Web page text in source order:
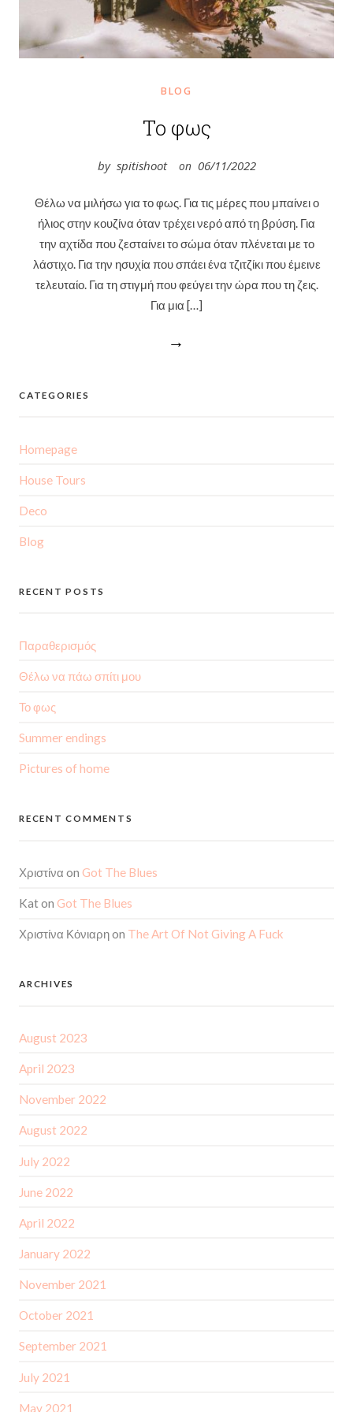
BLOG
Το φως
by spitishoot on 06/11/2022
Θέλω να μιλήσω για το φως. Για τις μέρες που μπαίνει ο
ήλιος στην κουζίνα όταν τρέχει νερό από τη βρύση. Για
την αχτίδα που ζεσταίνει το σώμα όταν πλένεται με το
λάστιχο. Για την ησυχία που σπάει ένα τζιτζίκι που έμεινε
τελευταίο. Για τη στιγμή που φεύγει την ώρα που τη ζεις.
Για μια […]
→
CATEGORIES
Homepage
House Tours
Deco
Blog
RECENT POSTS
Παραθερισμός
Θέλω να πάω σπίτι μου
Το φως
Summer endings
Pictures of home
RECENT COMMENTS
Χριστίνα on Got The Blues
Katon Got The Blues
Χριστίνα Κόνιαρηon The Art Of Not Giving A Fuck
ARCHIVES
August 2023
April 2023
November 2022
August 2022
July 2022
June 2022
April 2022
January 2022
November 2021
October 2021
September 2021
July 2021
May 2021